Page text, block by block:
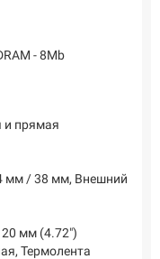
- 8Mb
и прямая
мм / 38 мм, Внешний
мм (4.72")
Термолента